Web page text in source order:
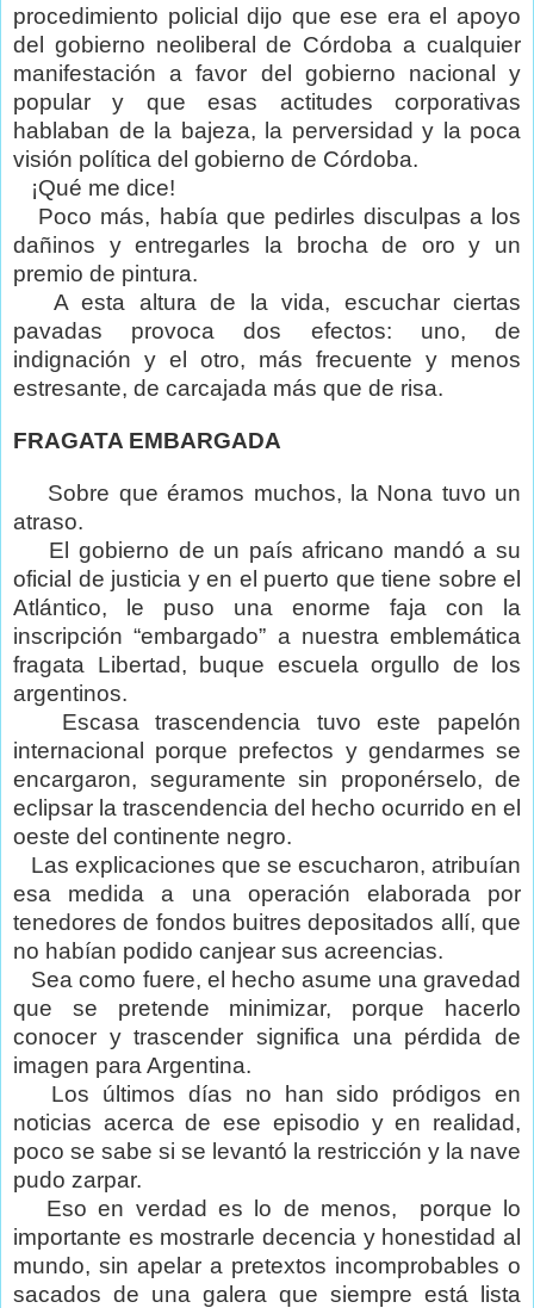
procedimiento policial dijo que ese era el apoyo
del gobierno neoliberal de Córdoba a cualquier
manifestación a favor del gobierno nacional y
popular y que esas actitudes corporativas
hablaban de la bajeza, la perversidad y la poca
visión política del gobierno de Córdoba.
¡Qué me dice!
Poco más, había que pedirles disculpas a los
dañinos y entregarles la brocha de oro y un
premio de pintura.
A esta altura de la vida, escuchar ciertas
pavadas provoca dos efectos: uno, de
indignación y el otro, más frecuente y menos
estresante, de carcajada más que de risa.
FRAGATA EMBARGADA
Sobre que éramos muchos, la Nona tuvo un
atraso.
El gobierno de un país africano mandó a su
oficial de justicia y en el puerto que tiene sobre el
Atlántico, le puso una enorme faja con la
inscripción “embargado” a nuestra emblemática
fragata Libertad, buque escuela orgullo de los
argentinos.
Escasa trascendencia tuvo este papelón
internacional porque prefectos y gendarmes se
encargaron, seguramente sin proponérselo, de
eclipsar la trascendencia del hecho ocurrido en el
oeste del continente negro.
Las explicaciones que se escucharon, atribuían
esa medida a una operación elaborada por
tenedores de fondos buitres depositados allí, que
no habían podido canjear sus acreencias.
Sea como fuere, el hecho asume una gravedad
que se pretende minimizar, porque hacerlo
conocer y trascender significa una pérdida de
imagen para Argentina.
Los últimos días no han sido pródigos en
noticias acerca de ese episodio y en realidad,
poco se sabe si se levantó la restricción y la nave
pudo zarpar.
Eso en verdad es lo de menos,
porque lo
importante es mostrarle decencia y honestidad al
mundo, sin apelar a pretextos incomprobables o
sacados de una galera que siempre está lista